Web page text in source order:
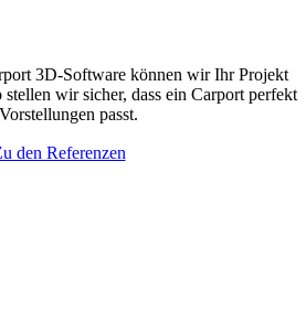
3D-Software können wir Ihr Projekt
wir sicher, dass ein Carport perfekt
passt.
den Referenzen